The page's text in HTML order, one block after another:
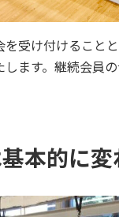
受け付けること
ます。継続会員
本的に変